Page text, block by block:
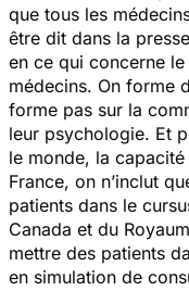
que tous les
être dit dans la
en ce qui concerne
médecins. On forme
forme pas sur la
leur psychologie. Et
le monde, la
France, on n’inclut
patients dans le
Canada et du
mettre des patients
en simulation de